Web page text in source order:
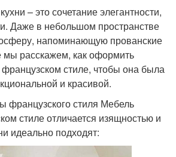
– это сочетание элегантности,
Даже в небольшом пространстве
напоминающую прованские
мы расскажем, как оформить
стиле, чтобы она была
и красивой.
французского стиля Мебель
стиле отличается изящностью и
идеально подходят: